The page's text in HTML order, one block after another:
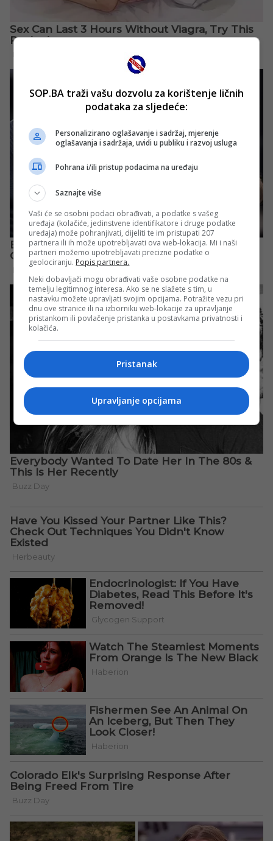
SOP.BA traži vašu dozvolu za korištenje ličnih
podataka za sljedeće:
Personalizirano oglašavanje i sadržaj, mjerenje
oglašavanja i sadržaja, uvidi u publiku i razvoj usluga
Pohrana i/ili pristup podacima na uređaju
Saznajte više
Vaši će se osobni podaci obrađivati, a podatke s vašeg
uređaja (kolačiće, jedinstvene identifikatore i druge podatke
uređaja) može pohranjivati, dijeliti te im pristupati 207
partnera ili ih može upotrebljavati ova web-lokacija. Mi i naši
partneri možemo upotrebljavati precizne podatke o
geolociranju. Popis partnera.
Neki dobavljači mogu obrađivati vaše osobne podatke na
temelju legitimnog interesa. Ako se ne slažete s tim, u
nastavku možete upravljati svojim opcijama. Potražite vezu pri
dnu ove stranice ili na izborniku web-lokacije za upravljanje
pristankom ili povlačenje pristanka u postavkama privatnosti i
kolačića.
Pristanak
Upravljanje opcijama